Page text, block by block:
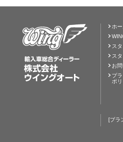
ホ
ス
ス
お
プ
ポ
[ブラ